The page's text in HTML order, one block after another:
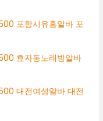
포항시유흥알바 포
효자동노래방알바
대전여성알바 대전